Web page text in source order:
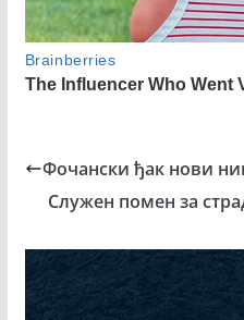
Фочански ђак нови
Служен помен за